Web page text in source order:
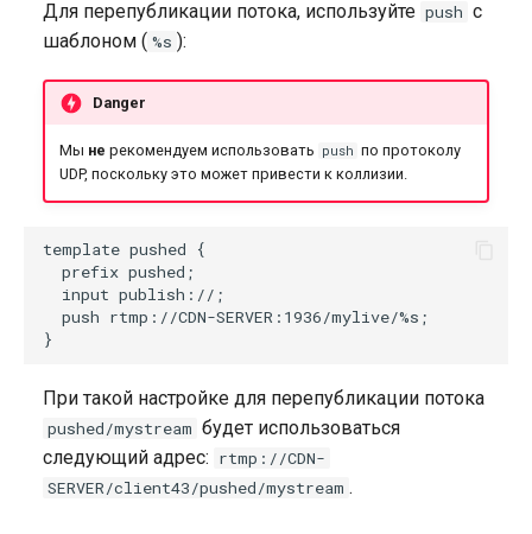
Для перепубликации потока, используйте push с
шаблоном ( %s ):
Danger
Мы не рекомендуем использовать push по протоколу
UDP, поскольку это может привести к коллизии.
template pushed {
  prefix pushed;
  input publish://;
  push rtmp://CDN-SERVER:1936/mylive/%s;
При такой настройке для перепубликации потока
pushed/mystream будет использоваться
следующий адрес: rtmp://CDN-
SERVER/client43/pushed/mystream .